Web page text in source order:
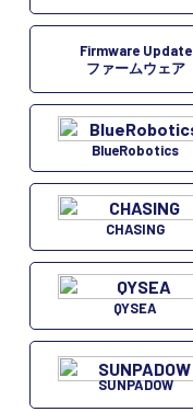
Firmware Update
ファームウェア
BlueRobotics
CHASING
QYSEA
SUNPADOW